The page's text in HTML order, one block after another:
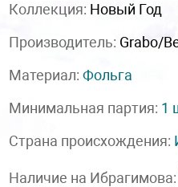
Коллекция: Новый Год
Производитель: Grabo/
Материал: Фольга
Минимальная партия: 1
Страна происхождения:
Наличие на Ибрагимова: